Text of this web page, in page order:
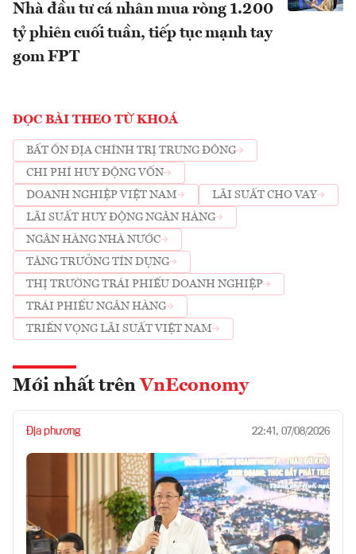
Nhà đầu tư cá nhân mua ròng 1.200
tỷ phiên cuối tuần, tiếp tục mạnh tay
gom FPT
ĐỌC BÀI THEO TỪ KHOÁ
BẤT ỔN ĐỊA CHÍNH TRỊ TRUNG ĐÔNG
CHI PHÍ HUY ĐỘNG VỐN
DOANH NGHIỆP VIỆT NAM
LÃI SUẤT CHO VAY
LÃI SUẤT HUY ĐỘNG NGÂN HÀNG
NGÂN HÀNG NHÀ NƯỚC
TĂNG TRƯỞNG TÍN DỤNG
THỊ TRƯỜNG TRÁI PHIẾU DOANH NGHIỆP
TRÁI PHIẾU NGÂN HÀNG
TRIỂN VỌNG LÃI SUẤT VIỆT NAM
Mới nhất trên VnEconomy
Địa phương 22:41, 07/08/2026